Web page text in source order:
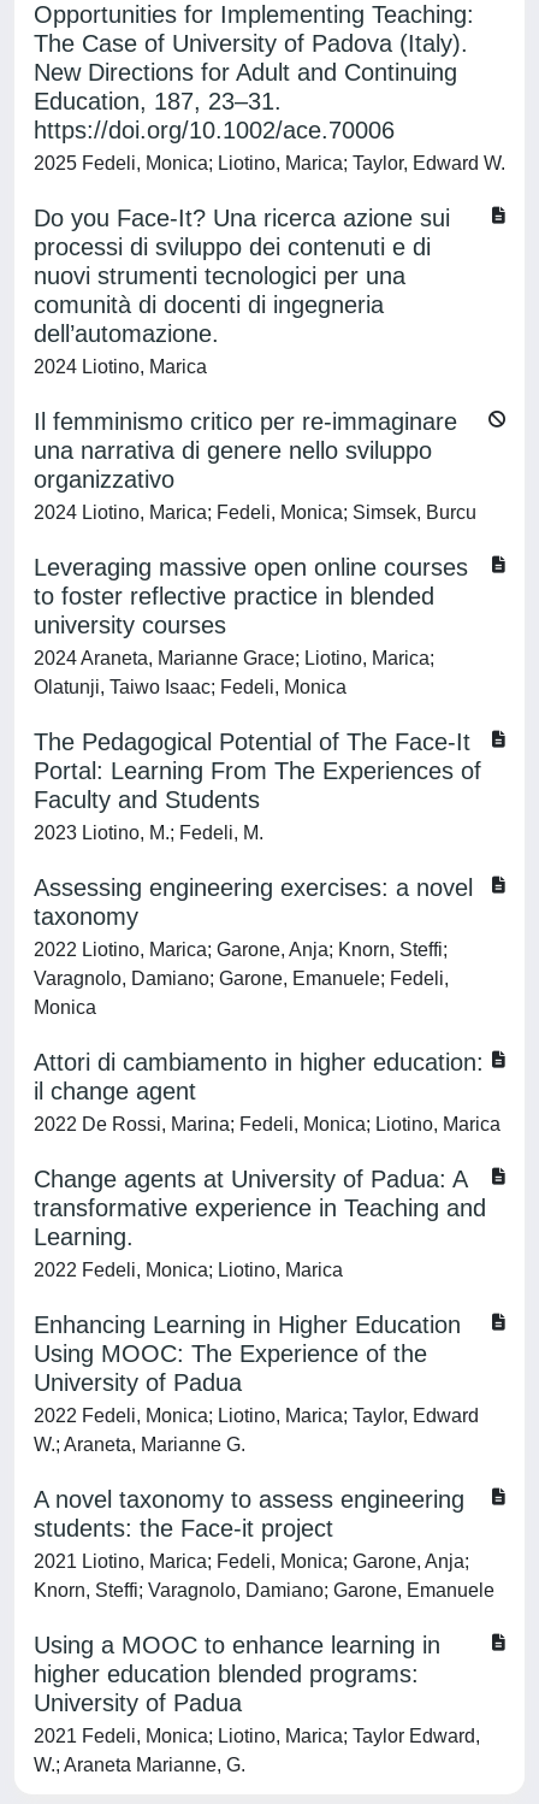
Opportunities for Implementing Teaching:
The Case of University of Padova (Italy).
New Directions for Adult and Continuing
Education, 187, 23–31.
https://doi.org/10.1002/ace.70006
2025 Fedeli, Monica; Liotino, Marica; Taylor, Edward W.
Do you Face-It? Una ricerca azione sui
processi di sviluppo dei contenuti e di
nuovi strumenti tecnologici per una
comunità di docenti di ingegneria
dell’automazione.
2024 Liotino, Marica
Il femminismo critico per re-immaginare
una narrativa di genere nello sviluppo
organizzativo
2024 Liotino, Marica; Fedeli, Monica; Simsek, Burcu
Leveraging massive open online courses
to foster reflective practice in blended
university courses
2024 Araneta, Marianne Grace; Liotino, Marica;
Olatunji, Taiwo Isaac; Fedeli, Monica
The Pedagogical Potential of The Face-It
Portal: Learning From The Experiences of
Faculty and Students
2023 Liotino, M.; Fedeli, M.
Assessing engineering exercises: a novel
taxonomy
2022 Liotino, Marica; Garone, Anja; Knorn, Steffi;
Varagnolo, Damiano; Garone, Emanuele; Fedeli,
Monica
Attori di cambiamento in higher education:
il change agent
2022 De Rossi, Marina; Fedeli, Monica; Liotino, Marica
Change agents at University of Padua: A
transformative experience in Teaching and
Learning.
2022 Fedeli, Monica; Liotino, Marica
Enhancing Learning in Higher Education
Using MOOC: The Experience of the
University of Padua
2022 Fedeli, Monica; Liotino, Marica; Taylor, Edward
W.; Araneta, Marianne G.
A novel taxonomy to assess engineering
students: the Face-it project
2021 Liotino, Marica; Fedeli, Monica; Garone, Anja;
Knorn, Steffi; Varagnolo, Damiano; Garone, Emanuele
Using a MOOC to enhance learning in
higher education blended programs:
University of Padua
2021 Fedeli, Monica; Liotino, Marica; Taylor Edward,
W.; Araneta Marianne, G.